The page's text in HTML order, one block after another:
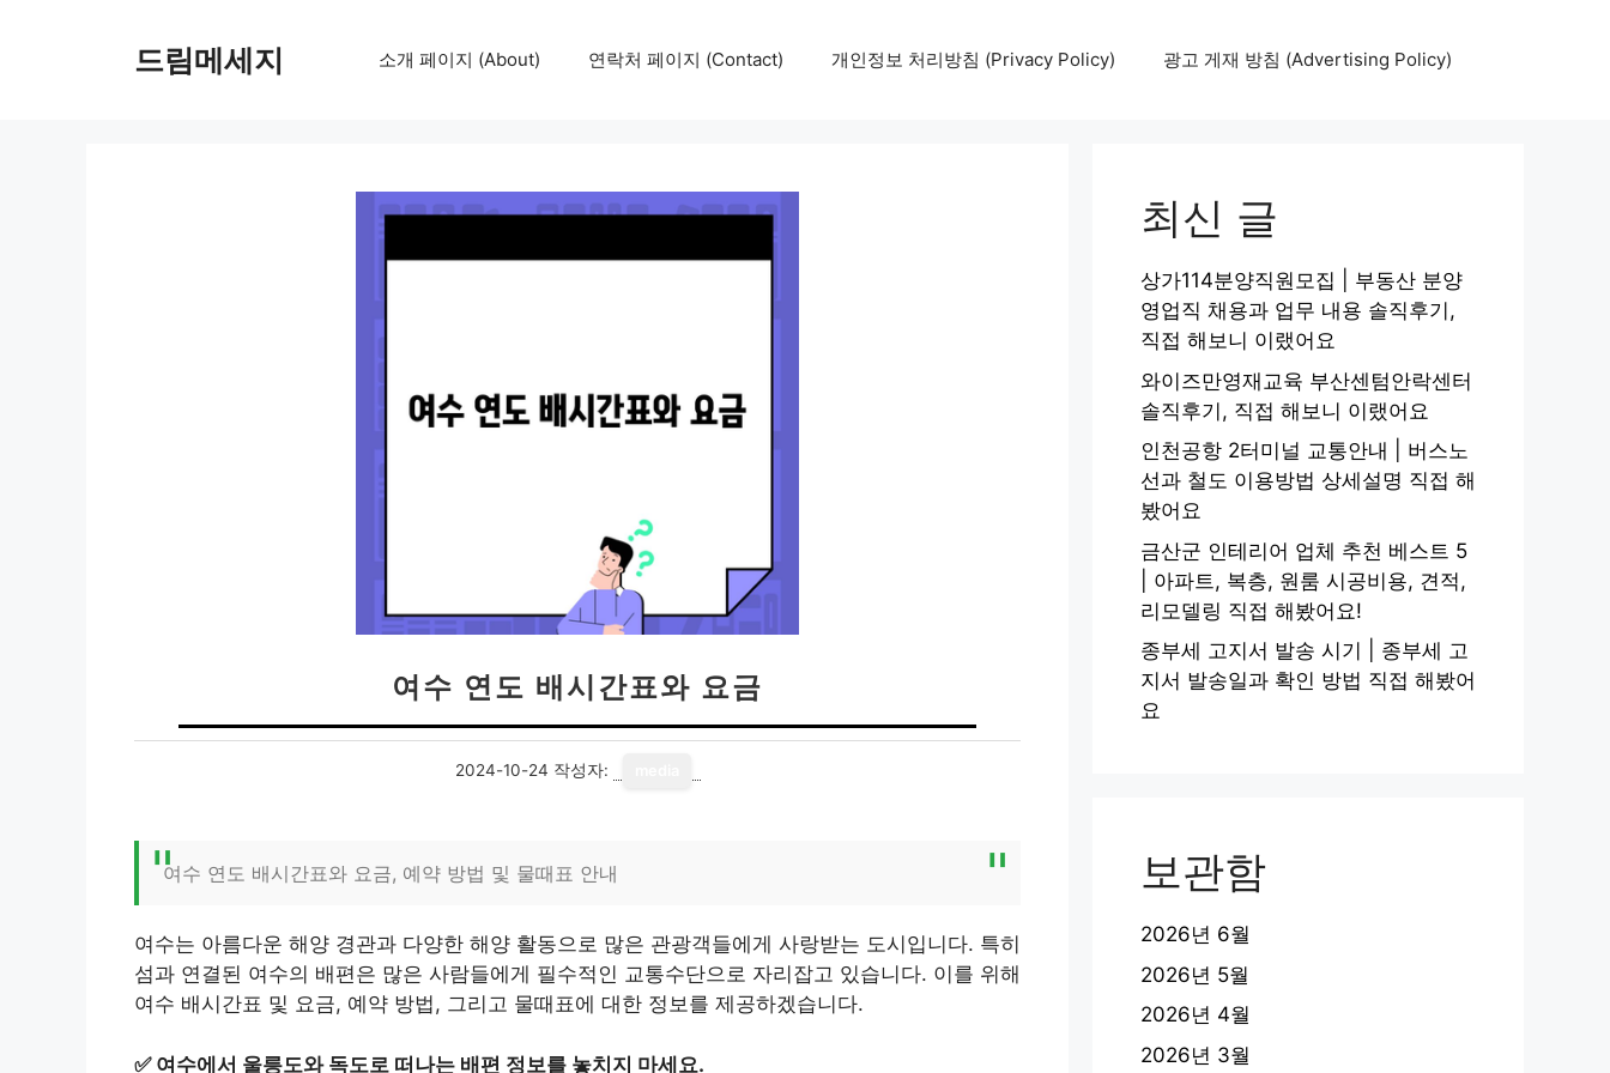
드림메세지 소개 페이지 (About) 연락처 페이지 (Contact) 개인정보 처리방침 (Privacy Policy) 광고 게재 방침 (Advertising Policy)
여수 연도 배시간표와 요금
2024-10-24 작성자:
여수 연도 배시간표와 요금, 예약 방법 및 물때표 안내
여수는 아름다운 해양 경관과 다양한 해양 활동으로 많은 관광객들에게 사랑받는 도시입니다. 특히
섬과 연결된 여수의 배편은 많은 사람들에게 필수적인 교통수단으로 자리잡고 있습니다. 이를 위해
여수 배시간표 및 요금, 예약 방법, 그리고 물때표에 대한 정보를 제공하겠습니다.
✅ 여수에서 울릉도와 독도로 떠나는 배편 정보를 놓치지 마세요.
최신 글
상가114분양직원모집 | 부동산 분양
영업직 채용과 업무 내용 솔직후기,
직접 해보니 이랬어요
와이즈만영재교육 부산센텀안락센터
솔직후기, 직접 해보니 이랬어요
인천공항 2터미널 교통안내 | 버스노
선과 철도 이용방법 상세설명 직접 해
봤어요
금산군 인테리어 업체 추천 베스트 5
| 아파트, 복층, 원룸 시공비용, 견적,
리모델링 직접 해봤어요!
종부세 고지서 발송 시기 | 종부세 고
지서 발송일과 확인 방법 직접 해봤어
요
보관함
2026년 6월
2026년 5월
2026년 4월
2026년 3월